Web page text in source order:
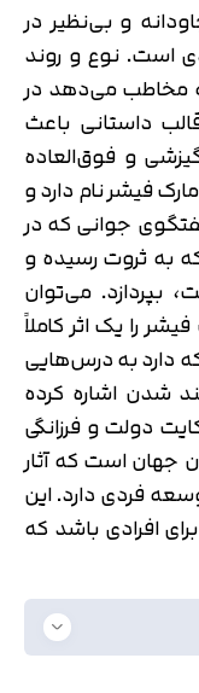
و بی‌نظیر در
است. نوع و روند
مخاطب می‌دهد در
داستانی باعث
و فوق‌العاده
فیشر نام دارد و
جوانی که در
به ثروت رسیده و
می‌توان
را یک اثر کاملاً
دارد به درس‌هایی
شدن اشاره کرده
دولت و فرزانگی
جهان است که آثار
فردی دارد. این
افرادی باشد که